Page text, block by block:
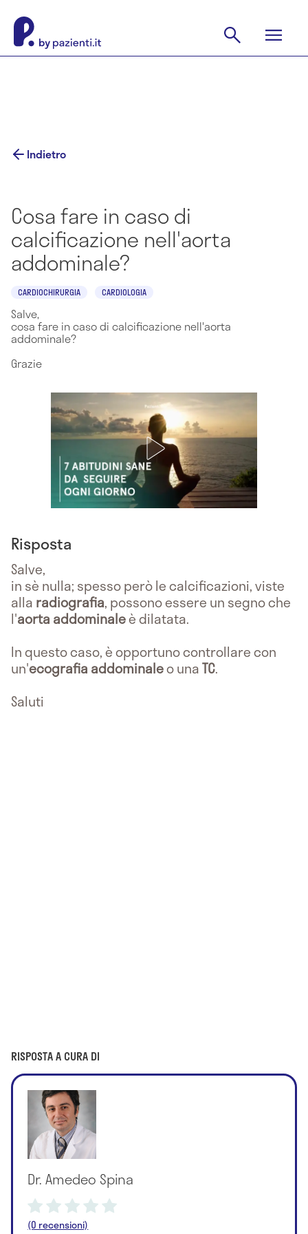
Indietro
Cosa fare in caso di
calcificazione nell'aorta
addominale?
CARDIOCHIRURGIA CARDIOLOGIA
Salve,
cosa fare in caso di calcificazione nell'aorta
addominale?
Grazie
Risposta
Salve,
in sè nulla; spesso però le calcificazioni, viste
alla radiografia, possono essere un segno che
l'aorta addominaleè dilatata.
In questo caso, è opportuno controllare con
un'ecografia addominaleo unaTC.
Saluti
RISPOSTA A CURA DI
Dr. Amedeo Spina
(0 recensioni)